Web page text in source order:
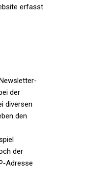
erfasst
der
diversen
den
der
Adresse